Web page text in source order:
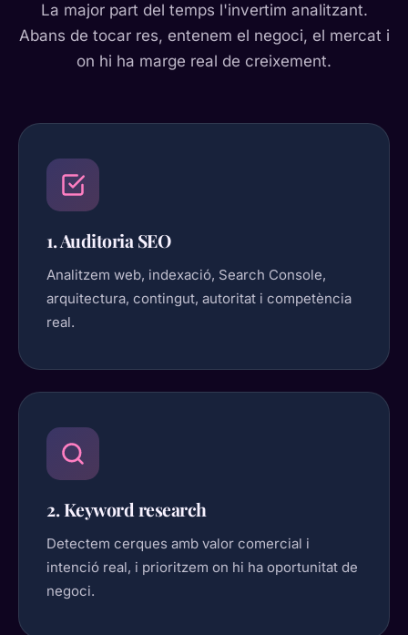
La major part del temps l'invertim analitzant.
Abans de tocar res, entenem el negoci, el mercat i
on hi ha marge real de creixement.
1. Auditoria SEO
Analitzem web, indexació, Search Console,
arquitectura, contingut, autoritat i competència
real.
2. Keyword research
Detectem cerques amb valor comercial i
intenció real, i prioritzem on hi ha oportunitat de
negoci.